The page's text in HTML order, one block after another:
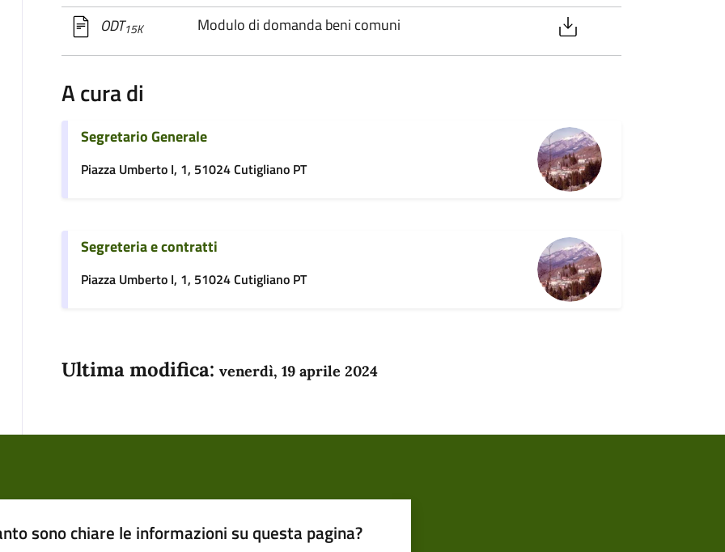
ODT15K Modulo di domanda beni comuni
A cura di
Segretario Generale
Piazza Umberto I, 1, 51024 Cutigliano PT
Segreteria e contratti
Piazza Umberto I, 1, 51024 Cutigliano PT
Ultima modifica: venerdì, 19 aprile 2024
sono chiare le informazioni su questa pagina?